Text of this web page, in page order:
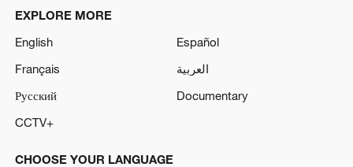
EXPLORE MORE
English
Español
Français
العربية
Русский
Documentary
CCTV+
CHOOSE YOUR LANGUAGE